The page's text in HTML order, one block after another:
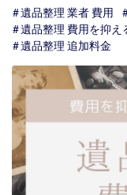
遺品整理 業者 費用
遺品整理 費用を抑え
遺品整理 追加料金